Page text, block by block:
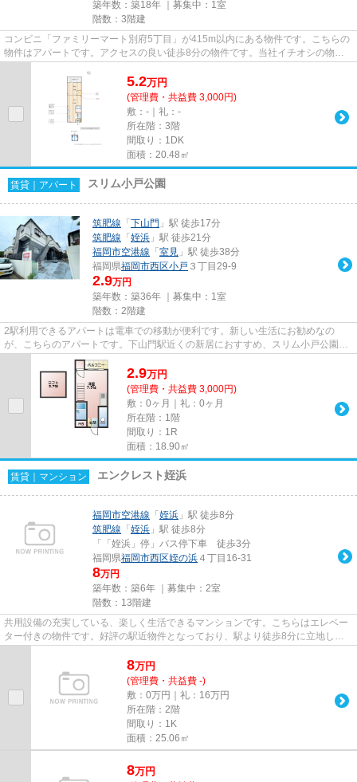
築年数：築18年 ｜募集中： 1室
階数：3階建
コンビニ「ファミリーマート別府5丁目」が415m以内にある物件です。こちらの
物件はアパートです。アクセスの良い徒歩8分の物件です。当社イチオシの物件
5.2万円
(管理費・共益費 3,000円)
敷：-｜礼：-
所在階：3階
間取り：1DK
面積：20.48㎡
賃貸｜アパート スリム小戸公園
筑肥線 「 下山門 」駅 徒歩17分
筑肥線 「 姪浜 」駅 徒歩21分
福岡市空港線 「 室見 」駅 徒歩38分
福岡県福岡市西区小戸 ３丁目29-9
2.9万円
築年数：築36年 ｜募集中： 1室
階数：2階建
2駅利用できるアパートは電車での移動が便利です。新しい生活にお勧めなの
が、こちらのアパートです。下山門駅近くの新居におすすめ、スリム小戸公園の
物件情報。ライズエステートで物...
2.9万円
(管理費・共益費 3,000円)
敷：0ヶ月｜礼：0ヶ月
所在階：1階
間取り：1R
面積：18.90㎡
賃貸｜マンション エンクレスト姪浜
福岡市空港線 「 姪浜 」駅 徒歩8分
筑肥線 「 姪浜 」駅 徒歩8分
「「姪浜」停」バス停下車 徒歩3分
福岡県福岡市西区姪の浜 ４丁目16-31
8万円
築年数：築6年 ｜募集中： 2室
階数：13階建
共用設備の充実している、楽しく生活できるマンションです。こちらはエレベー
ター付きの物件です。好評の駅近物件となっており、駅より徒歩8分に立地して
8万円
(管理費・共益費 -)
敷：0万円｜礼：16万円
所在階：2階
間取り：1K
面積：25.06㎡
8万円